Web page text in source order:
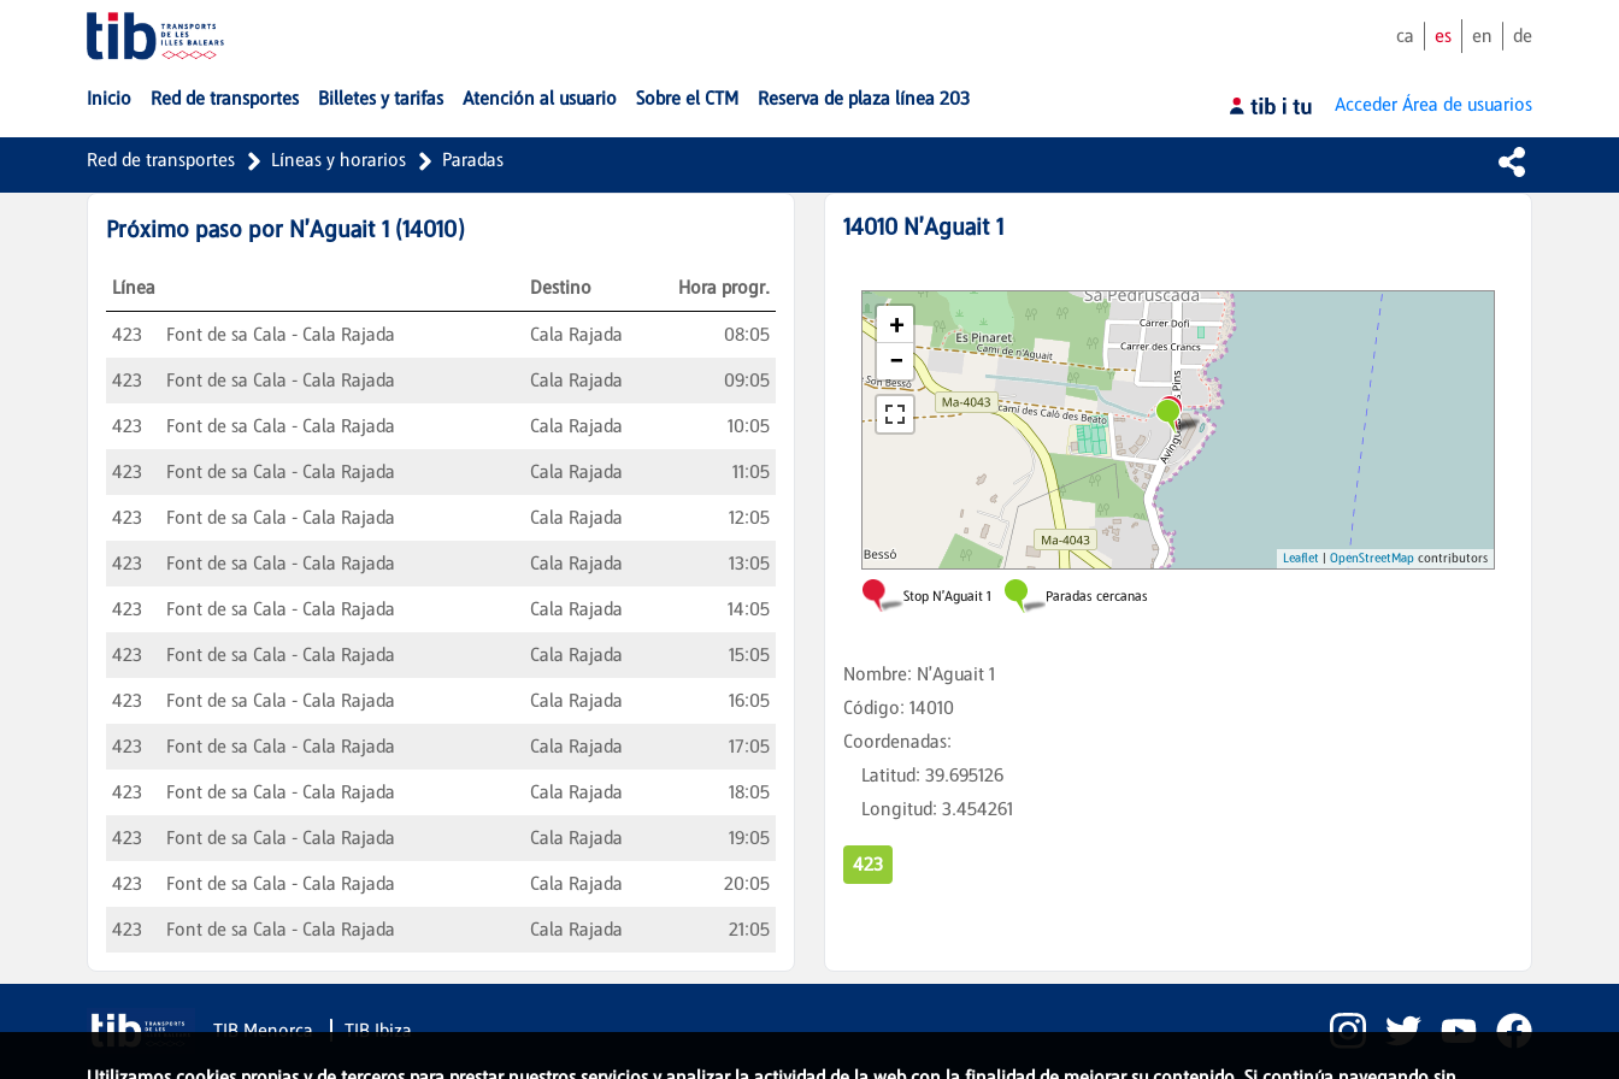
Saltar al contenido principal
ca es en de
Inicio Red de transportes Billetes y tarifas Atención al usuario Sobre el CTM Reserva de plaza línea 203 Acceder Área de usuarios
Red de transportes Líneas y horarios Paradas
Próximo paso por N'Aguait 1 (14010)
Línea Destino Hora progr.
423 Font de sa Cala - Cala Rajada Cala Rajada
08:05
423
Font de sa Cala - Cala Rajada Cala Rajada
09:05
423
Font de sa Cala - Cala Rajada Cala Rajada
10:05
423
Font de sa Cala - Cala Rajada Cala Rajada
11:05
423
Font de sa Cala - Cala Rajada Cala Rajada
12:05
423
Font de sa Cala - Cala Rajada Cala Rajada
13:05
423
Font de sa Cala - Cala Rajada Cala Rajada
14:05
423
Font de sa Cala - Cala Rajada Cala Rajada
15:05
423
Font de sa Cala - Cala Rajada Cala Rajada
16:05
423
Font de sa Cala - Cala Rajada Cala Rajada
17:05
423
Font de sa Cala - Cala Rajada Cala Rajada
18:05
423
Font de sa Cala - Cala Rajada Cala Rajada
19:05
423
Font de sa Cala - Cala Rajada Cala Rajada
20:05
423
Font de sa Cala - Cala Rajada Cala Rajada 21:05
14010 N'Aguait 1
Nombre: N'Aguait 1
Código: 14010
Coordenadas:
Latitud: 39.695126
Longitud: 3.454261
423
TIB Menorca TIB Ibiza